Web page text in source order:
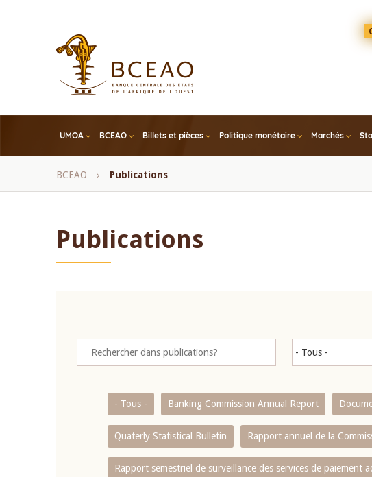
UMOA BCEAO Billets et pièces Politique monétaire Marchés
Fil
BCEAO Publications
Publications
- Tous - Banking Commission Annual Report
Quaterly Statistical Bulletin Rapport annuel de la
Rapport semestriel de surveillance des services de paiement